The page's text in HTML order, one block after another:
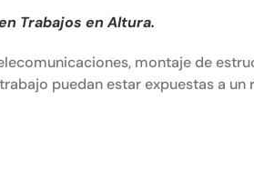
Trabajos en Altura.
montaje de
puedan estar expuestas a un